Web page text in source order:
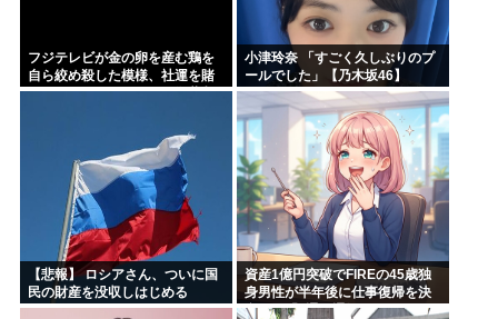
フジテレビが金の卵を産む鶏を
自ら絞め殺した模様、社運を賭
けたドル箱コンテンツが御蔵入
小津玲奈 「すごく久しぶりのプ
ールでした」【乃木坂46】
【悲報】 ロシアさん、ついに国
民の財産を没収しはじめる
資産1億円突破でFIREの45歳独
身男性が半年後に仕事復帰を決
意した「1通の通知」